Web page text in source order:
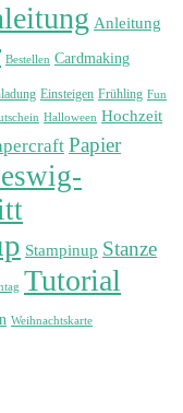
Anleitung
Bestellen Cardmaking
Einsteigen Frühling Fun
Halloween Hochzeit
Papier
Stampinup Stanze
Tutorial
Weihnachtskarte